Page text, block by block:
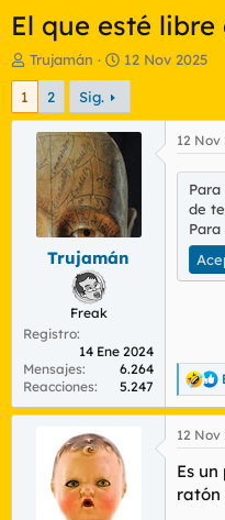
El que esté libre
I
n
c
a
d
m
Trujamán
F
e
h
a
d
e
i
n
i
c
12 Nov 2025
1 2 Sig.
Trujamán
Freak
Registro
14 Ene 2024
Mensajes
6.264
Reacciones
5.247
12 Nov
de
R
e
a
c
i
o
12 Nov
Es
ratón